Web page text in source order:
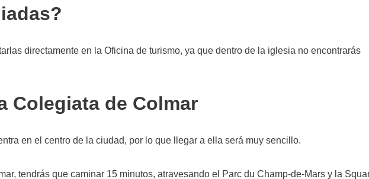
directamente en la Oficina de turismo, ya que dentro de la iglesia no encontrarás
Colegiata de Colmar
en el centro de la ciudad, por lo que llegar a ella será muy sencillo.
tendrás que caminar 15 minutos, atravesando el Parc du Champ-de-Mars y la